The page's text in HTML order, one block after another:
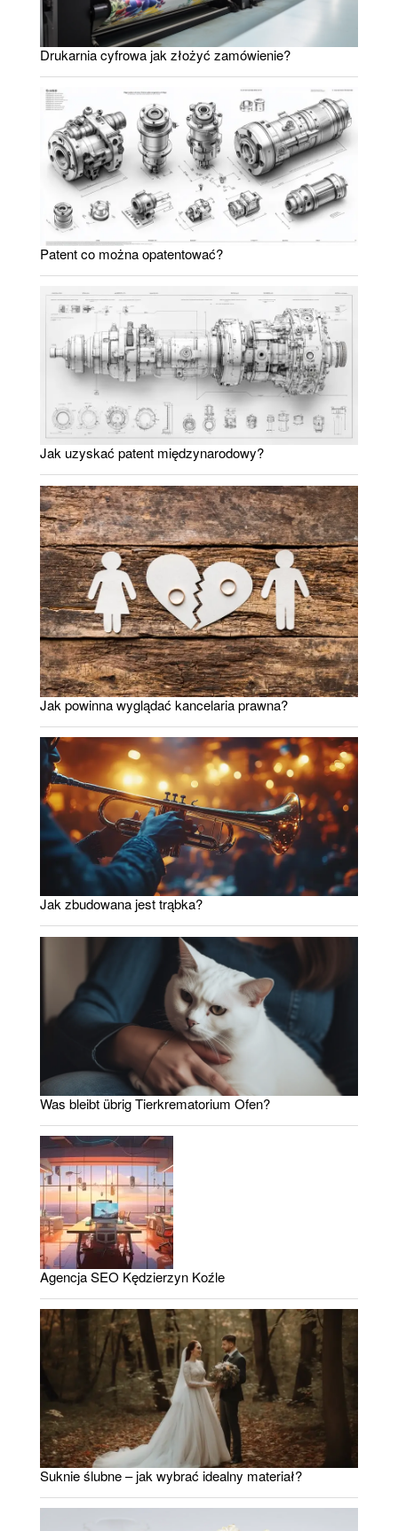
Drukarnia cyfrowa jak złożyć zamówienie?
Patent co można opatentować?
Jak uzyskać patent międzynarodowy?
Jak powinna wyglądać kancelaria prawna?
Jak zbudowana jest trąbka?
Was bleibt übrig Tierkrematorium Ofen?
Agencja SEO Kędzierzyn Koźle
Suknie ślubne – jak wybrać idealny materiał?